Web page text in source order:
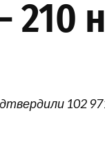
210
102